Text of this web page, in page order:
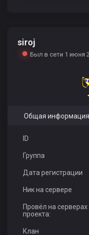
siroj
Был в сети 1 июня
Общая информация
ID
Группа
Дата регистрации
Ник на сервере
Провёл на серверах
проекта:
Клан